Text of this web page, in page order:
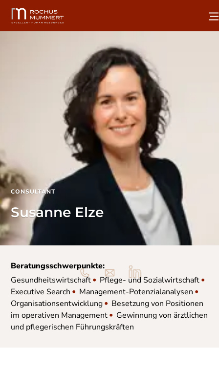
CONSULTANT
Susanne Elze
Beratungsschwerpunkte:
Gesundheitswirtschaft• Pflege- und Sozialwirtschaft•
Executive Search • Management-Potenzialanalysen •
Organisationsentwicklung• Besetzung von Positionen
im operativen Management• Gewinnung von ärztlichen
und pflegerischen Führungskräften